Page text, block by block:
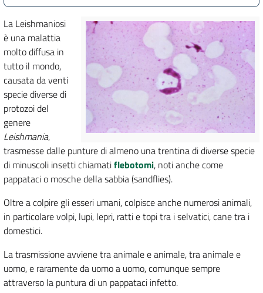
La Leishmaniosi
è una malattia
molto diffusa in
tutto il mondo,
causata da venti
specie diverse di
protozoi del
genere
Leishmania,
trasmesse dalle punture di almeno una trentina di diverse specie
di minuscoli insetti chiamatiflebotomi, noti anche come
pappataci o mosche della sabbia (sandflies).
Oltre a colpire gli esseri umani, colpisce anche numerosi animali,
in particolare volpi, lupi, lepri, ratti e topi tra i selvatici, cane tra i
domestici.
La trasmissione avviene tra animale e animale, tra animale e
uomo, e raramente da uomo a uomo, comunque sempre
attraverso la puntura di un pappataci infetto.